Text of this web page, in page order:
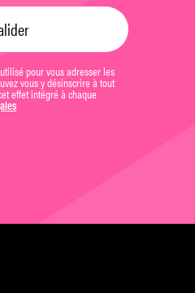
pour vous adresser les
vous y désinscrire à tout
effet intégré à chaque